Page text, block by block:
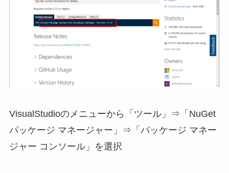
VisualStudioのメニューから「ツール」⇒「NuGet
パッケージ マネージャー」⇒「パッケージ マネー
ジャー コンソール」を選択